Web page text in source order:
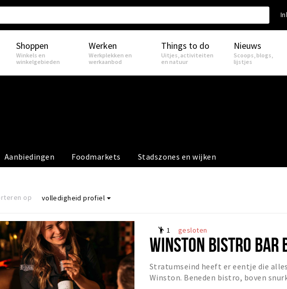
Shoppen
Winkels en
winkelgebieden
Werken
Werkplekken en
werkaanbod
Things to do
Uitjes, activiteiten
en natuur
Nieuws
Scoops, blogs,
lijstjes
Aanbiedingen Foodmarkets Stadszones en wijken
op volledigheid profiel
emoji_people 1 gesloten
WINSTON BISTRO BAR
Stratumseind heeft er eentje die
Winston. Beneden bistro, boven